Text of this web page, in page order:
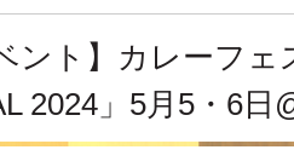
ント】カレーフ
2024」5月5・6日